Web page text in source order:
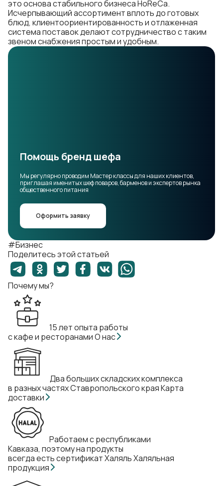
это основа стабильного бизнеса HoReCa.
Исчерпывающий ассортимент вплоть до готовых
блюд, клиентоориентированность и отлаженная
система поставок делают сотрудничество с таким
звеном снабжения простым и удобным.
Помощь бренд шефа
Мы регулярно проводим Мастер классы для наших клиентов,
приглашая именитых шеф поваров, барменов и экспертов рынка
общественного питания
Оформить заявку
#Бизнес
Поделитесь этой статьей
Почему мы?
15 лет опыта работы
с кафе и ресторанамиО нас
Два больших складских комплекса
в разных частях Ставропольского краяКарта
доставки
Работаем с республиками
Кавказа, поэтому на продукты
всегда есть сертификат ХаляльХаляльная
продукция